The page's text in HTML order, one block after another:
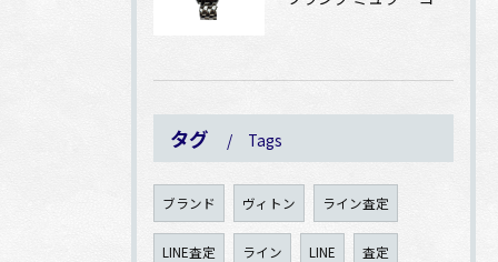
タグ Tags
ブランド ヴィトン ライン査定
LINE査定 ライン LINE 査定